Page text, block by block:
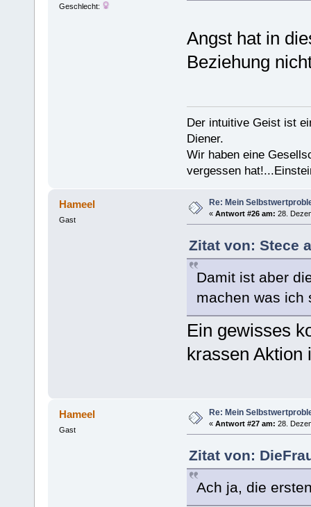
Geschlecht:
Angst hat in
Beziehung
Der intuitive Geist ist
Diener.
Wir haben eine
vergessen
Hameel
Gast
Re: Mein
« Antwort #26 am: 28.
Zitat von: Stece
Damit ist aber
machen was ich
Ein gewisses
krassen Aktion
Hameel
Gast
Re: Mein
« Antwort #27 am: 28.
Zitat von:
Ach ja, die